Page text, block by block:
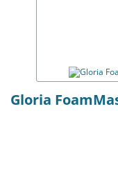
Gloria